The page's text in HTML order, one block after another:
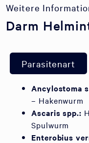
Weitere
Darm
Parasitenart
Ancylostoma
– Hakenwurm
Ascaris spp.:
Spulwurm
Enterobius